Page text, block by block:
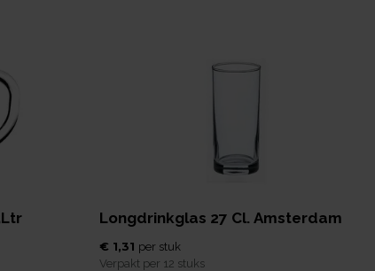
Longdrinkglas 27 Cl. Amsterdam
€ 1,31 per stuk
Verpakt per 12 stuks